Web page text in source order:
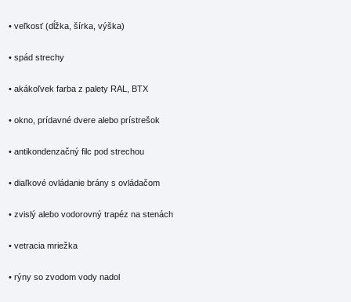
• veľkosť (dĺžka, šírka, výška)
• spád strechy
• akákoľvek farba z palety RAL, BTX
• okno, prídavné dvere alebo prístrešok
• antikondenzačný filc pod strechou
• diaľkové ovládanie brány s ovládačom
• zvislý alebo vodorovný trapéz na stenách
• vetracia mriežka
• rýny so zvodom vody nadol